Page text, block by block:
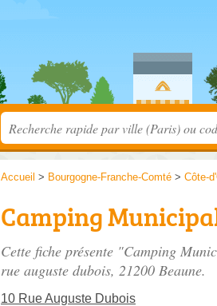
Accueil > Bourgogne-Franche-Comté > Côte-
Camping
Cette fiche présente "Camping
rue auguste dubois, 21200 Beaune.
10 Rue Auguste Dubois